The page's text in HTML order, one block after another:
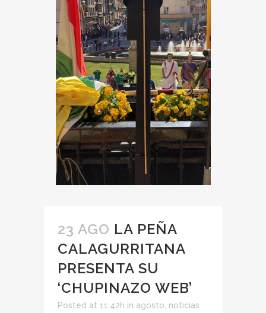
23 AGO LA PEÑA
CALAGURRITANA
PRESENTA SU
‘CHUPINAZO WEB’
Posted at 11:42h in agosto noticias